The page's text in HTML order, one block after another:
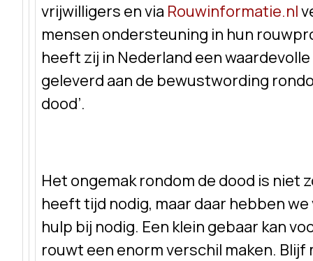
vrijwilligers en via Rouwinformatie.nl
mensen ondersteuning in hun
heeft zij in Nederland een
geleverd aan de bewustwording
dood’.
Het ongemak rondom de dood is niet
heeft tijd nodig, maar daar hebben
hulp bij nodig. Een klein gebaar kan
rouwt een enorm verschil maken. Blijf